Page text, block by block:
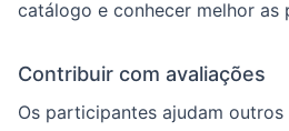
catálogo e conhecer melhor as
Contribuir com avaliações
Os participantes ajudam